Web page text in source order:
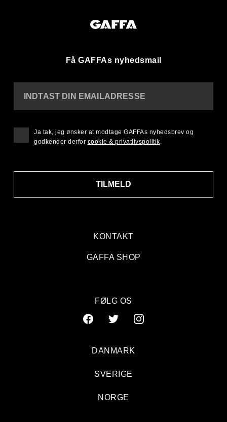
Få GAFFAs nyhedsmail
KONTAKT
GAFFA SHOP
INDTAST DIN EMAILADRESSE
TILMELD
Ja tak, jeg ønsker at modtage GAFFAs nyhedsbrev og
godkender derfor cookie & privatlivspolitik.
FØLG OS
DANMARK
SVERIGE
NORGE